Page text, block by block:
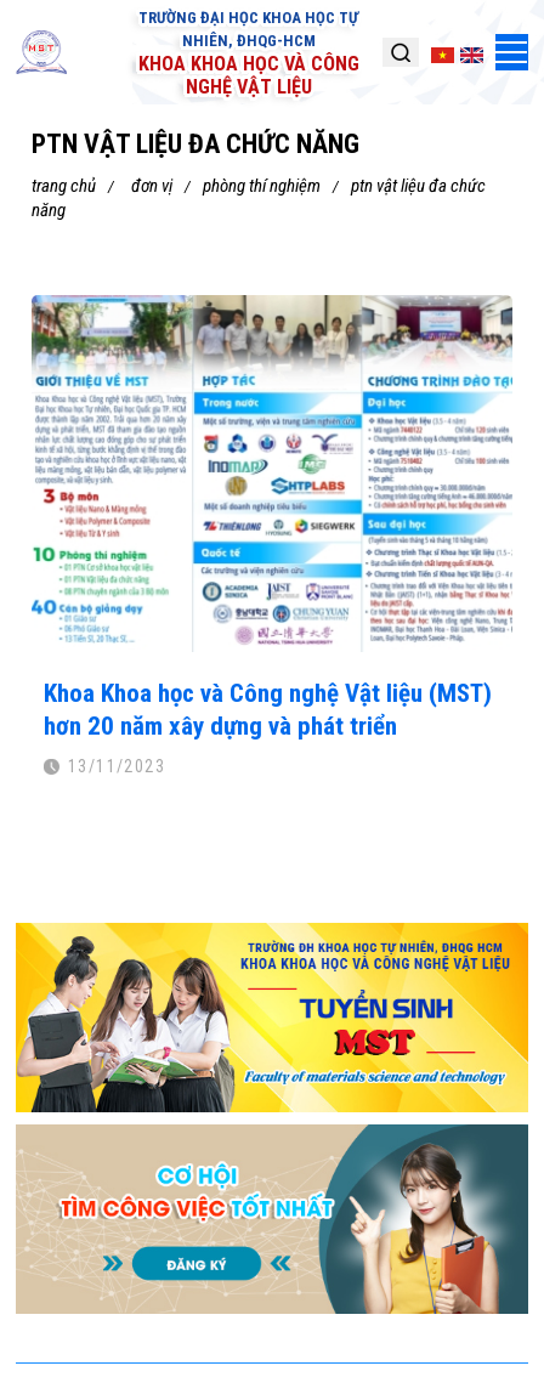
TRƯỜNG ĐẠI HỌC KHOA HỌC TỰ
NHIÊN, ĐHQG-HCM
KHOA KHOA HỌC VÀ CÔNG
NGHỆ VẬT LIỆU
PTN VẬT LIỆU ĐA CHỨC NĂNG
trang chủ đơn vị phòng thí nghiệm
ptn vật liệu đa chức
năng
Khoa Khoa học và Công nghệ Vật liệu (MST)
hơn 20 năm xây dựng và phát triển
13/11/2023